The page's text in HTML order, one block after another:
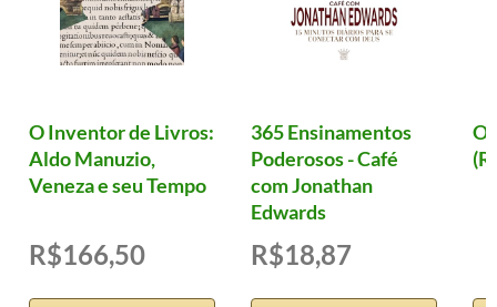
O Inventor de Livros:
Aldo Manuzio,
Veneza e seu Tempo
R$166,50
365 Ensinamentos
Poderosos - Café
com Jonathan
Edwards
R$18,87